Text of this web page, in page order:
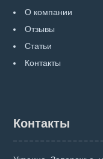
О компании
Отзывы
Статьи
Контакты
Контакты